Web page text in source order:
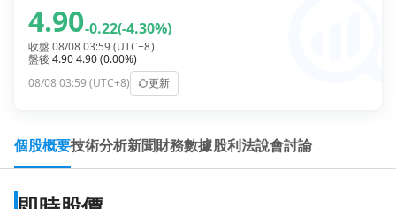
4.90-0.22(-4.30%)
收盤 08/08 03:59 (UTC+8)
盤後4.904.90(0.00%)
08/08 03:59 (UTC+8)
更新
個股概要技術分析新聞財務數據股利法說會討論